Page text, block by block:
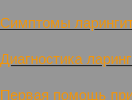
Симптомы
Диагностика
Первая помощь